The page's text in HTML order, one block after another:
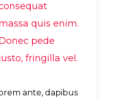
quis enim.
pede
fringilla vel.
ante, dapibus